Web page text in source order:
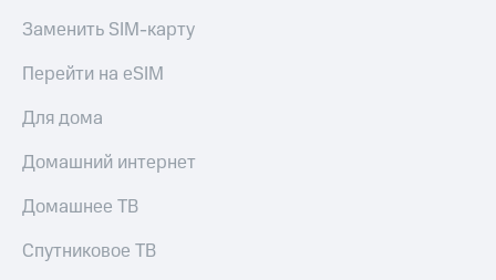
Заменить SIM-карту
Перейти на eSIM
Для дома
Домашний интернет
Домашнее ТВ
Спутниковое ТВ